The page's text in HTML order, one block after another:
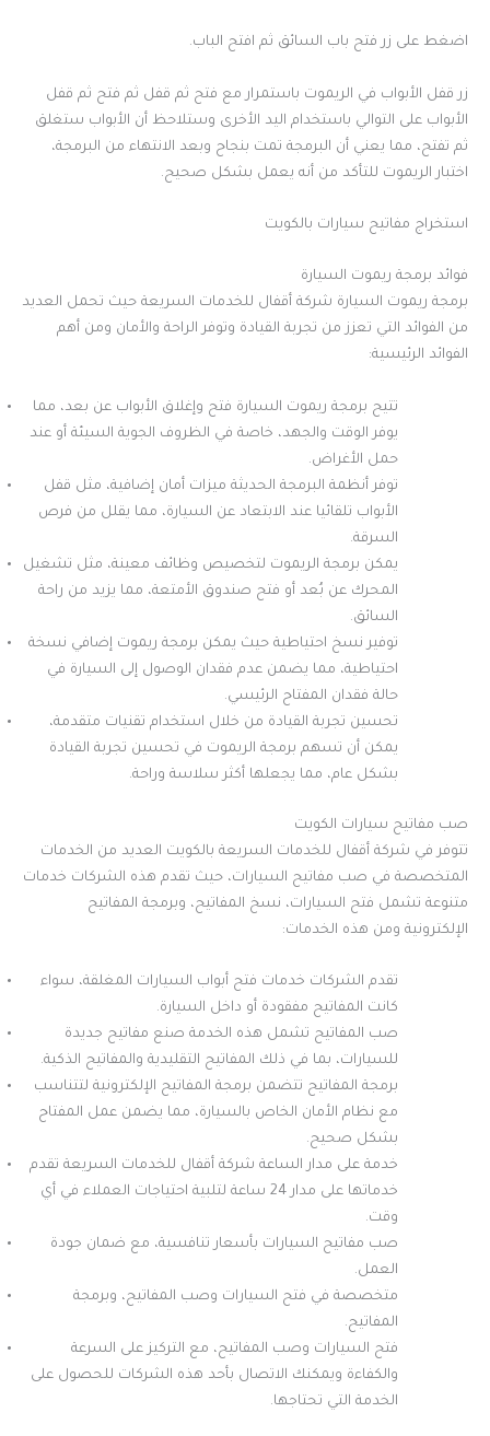
اضغط على زر فتح باب السائق ثم افتح الباب.
زر قفل الأبواب في الريموت باستمرار مع فتح ثم قفل ثم فتح ثم قفل
الأبواب على التوالي باستخدام اليد الأخرى وستلاحظ أن الأبواب ستغلق
ثم تفتح، مما يعني أن البرمجة تمت بنجاح وبعد الانتهاء من البرمجة،
اختبار الريموت للتأكد من أنه يعمل بشكل صحيح.
استخراج مفاتيح سيارات بالكويت
فوائد برمجة ريموت السيارة
برمجة ريموت السيارة شركة أقفال للخدمات السريعة حيث تحمل العديد
من الفوائد التي تعزز من تجربة القيادة وتوفر الراحة والأمان ومن أهم
الفوائد الرئيسية:
تتيح برمجة ريموت السيارة فتح وإغلاق الأبواب عن بعد، مما
يوفر الوقت والجهد، خاصة في الظروف الجوية السيئة أو عند
حمل الأغراض.
توفر أنظمة البرمجة الحديثة ميزات أمان إضافية، مثل قفل
الأبواب تلقائيا عند الابتعاد عن السيارة، مما يقلل من فرص
السرقة.
يمكن برمجة الريموت لتخصيص وظائف معينة، مثل تشغيل
المحرك عن بُعد أو فتح صندوق الأمتعة، مما يزيد من راحة
السائق.
توفير نسخ احتياطية حيث يمكن برمجة ريموت إضافي نسخة
احتياطية، مما يضمن عدم فقدان الوصول إلى السيارة في
حالة فقدان المفتاح الرئيسي.
تحسين تجربة القيادة من خلال استخدام تقنيات متقدمة،
يمكن أن تسهم برمجة الريموت في تحسين تجربة القيادة
بشكل عام، مما يجعلها أكثر سلاسة وراحة.
صب مفاتيح سيارات الكويت
تتوفر في شركة أقفال للخدمات السريعة بالكويت العديد من الخدمات
المتخصصة في صب مفاتيح السيارات، حيث تقدم هذه الشركات خدمات
متنوعة تشمل فتح السيارات، نسخ المفاتيح، وبرمجة المفاتيح
الإلكترونية ومن هذه الخدمات:
تقدم الشركات خدمات فتح أبواب السيارات المغلقة، سواء
كانت المفاتيح مفقودة أو داخل السيارة.
صب المفاتيح تشمل هذه الخدمة صنع مفاتيح جديدة
للسيارات، بما في ذلك المفاتيح التقليدية والمفاتيح الذكية.
برمجة المفاتيح تتضمن برمجة المفاتيح الإلكترونية لتتناسب
مع نظام الأمان الخاص بالسيارة، مما يضمن عمل المفتاح
بشكل صحيح.
خدمة على مدار الساعة شركة أقفال للخدمات السريعة تقدم
خدماتها على مدار 24 ساعة لتلبية احتياجات العملاء في أي
وقت.
صب مفاتيح السيارات بأسعار تنافسية، مع ضمان جودة
العمل.
متخصصة في فتح السيارات وصب المفاتيح، وبرمجة
المفاتيح.
فتح السيارات وصب المفاتيح، مع التركيز على السرعة
والكفاءة ويمكنك الاتصال بأحد هذه الشركات للحصول على
الخدمة التي تحتاجها.